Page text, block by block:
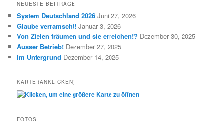
e
n
H
I
V
E
NEUESTE BEITRÄGE
System Deutschland 2026 Juni 27, 2026
Glaube verramscht! Januar 3, 2026
Von Zielen träumen und sie erreichen!? Dezember 30, 2025
Ausser Betrieb! Dezember 27, 2025
Im Untergrund Dezember 14, 2025
KARTE (ANKLICKEN)
FOTOS